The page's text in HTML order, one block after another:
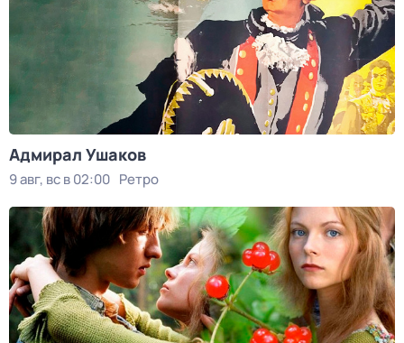
Адмирал Ушаков
9 авг, вс в 02:00 Ретро